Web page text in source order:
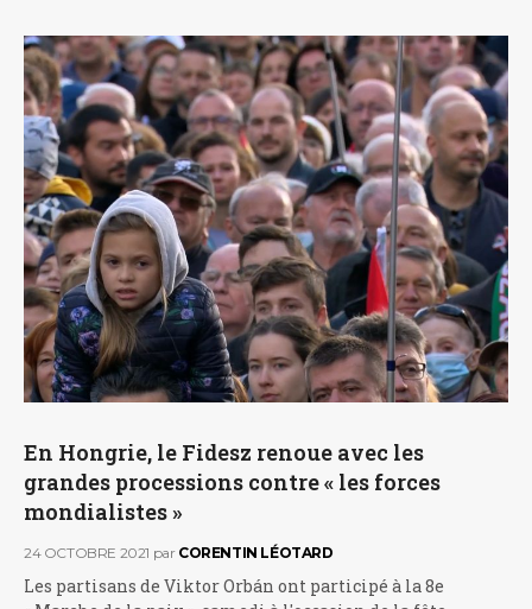
En Hongrie, le Fidesz renoue avec les
grandes processions contre « les forces
mondialistes »
24 OCTOBRE 2021 par CORENTIN LÉOTARD
Les partisans de Viktor Orbán ont participé à la 8e